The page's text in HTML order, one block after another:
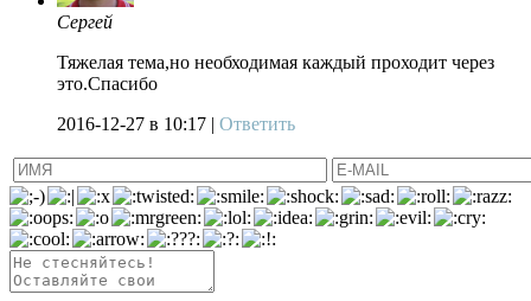
Сергей
Тяжелая тема,но необходимая каждый проходит через
это.Спасибо
2016-12-27 в 10:17 | Ответить